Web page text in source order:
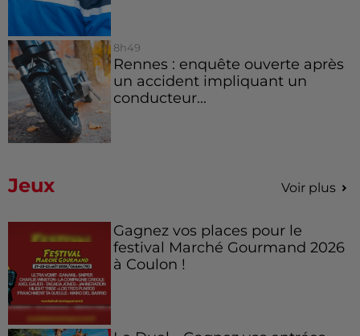
8h49
Rennes : enquête ouverte après
un accident impliquant un
conducteur...
Jeux Voir plus
Gagnez vos places pour le
festival Marché Gourmand 2026
à Coulon !